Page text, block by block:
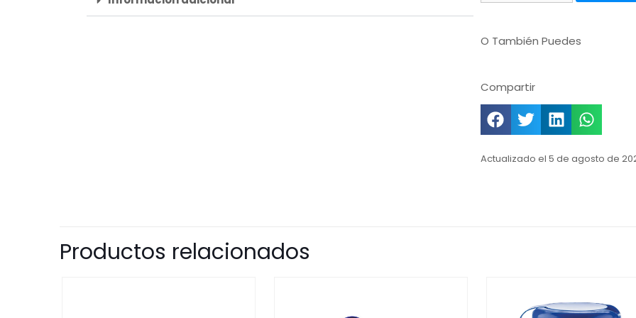
O También Puedes
Compartir
Actualizado el 5 de agosto de
Productos relacionados